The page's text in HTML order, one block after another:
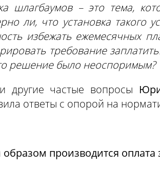
шлагбаумов – это тема,
ли, что установка такого
избежать ежемесячных
требование
решение было неоспоримым?
другие частые вопросы
ответы с опорой на
образом производится